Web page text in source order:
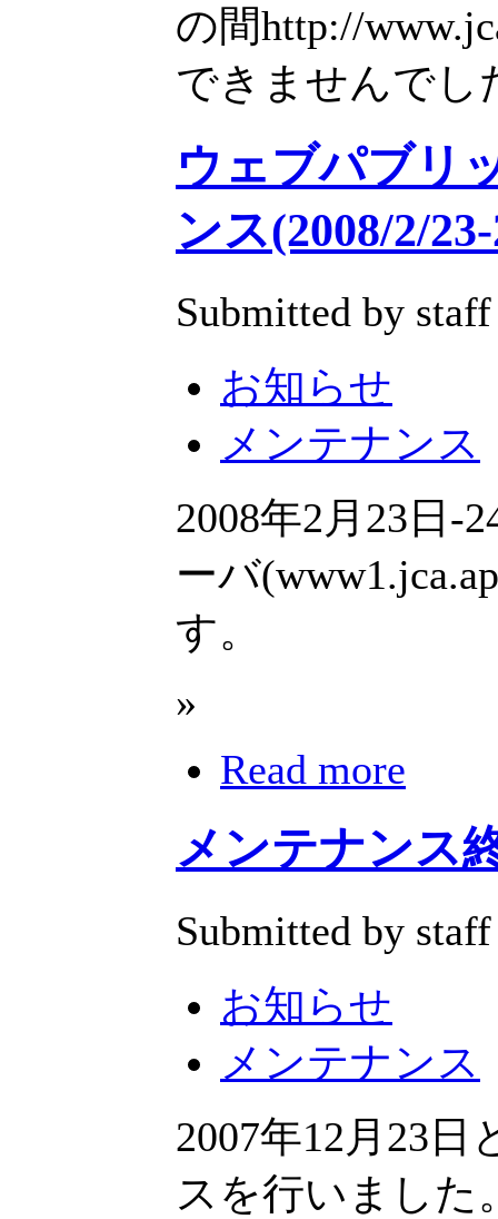
の間http://
できませんでし
ウェブパブリ
ンス(2008/2/
Submitted by
お知らせ
メンテナンス
2008年2月23日-
ーバ
す。
»
Read more
メンテナンス
Submitted by
お知らせ
メンテナンス
2007年12月23
スを行いました